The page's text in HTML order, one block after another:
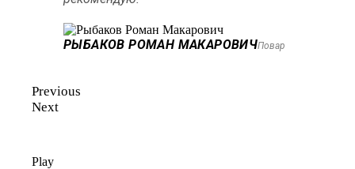
РЫБАКОВ РОМАН МАКАРОВИЧПовар
Previous
Next
Play